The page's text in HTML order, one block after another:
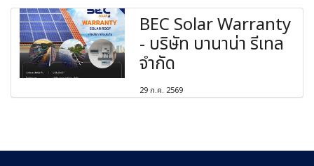
BEC Solar Warranty
- บริษัท บานาน่า รีเทล
จำกัด
29 ก.ค. 2569